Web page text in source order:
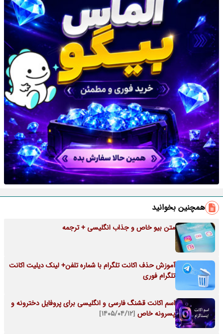
همچنین بخوانید
متن بیو خاص و جذاب انگلیسی + ترجمه
آموزش حذف اکانت تلگرام با شماره تلفن+ لینک دیلیت اکانت
تلگرام فوری
اسم اکانت قشنگ فارسی و انگلیسی برای پروفایل دخترونه و
پسرونه خاص [۱۴۰۵/۰۴/۱۲]